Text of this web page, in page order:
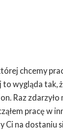
chcemy
wygląda tak,
Raz zdarzyło
pracę w
Ci na dostaniu